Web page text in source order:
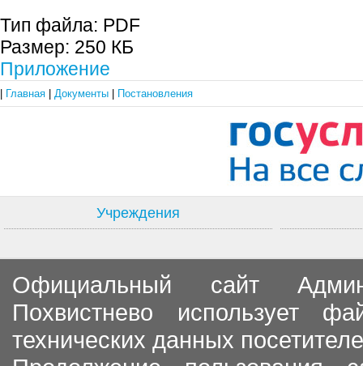
Тип файла: PDF
Размер: 250 КБ
Приложение
Главная Документы Постановления
Учреждения
Официальный сайт
Похвистнево использует
технических данных